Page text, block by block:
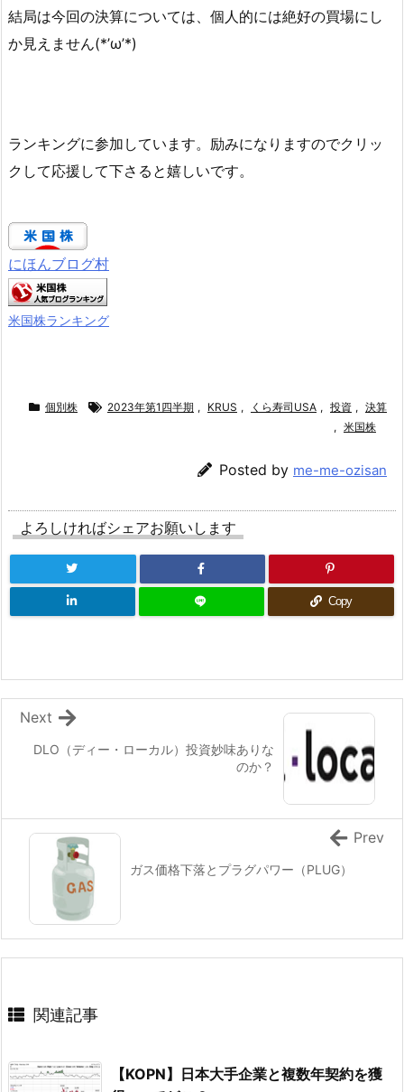
結局は今回の決算については、個人的には絶好の買場にし
か見えません(*’ω’*)
ランキングに参加しています。励みになりますのでクリッ
クして応援して下さると嬉しいです。
にほんブログ村
米国株ランキング
個別株 2023年第1四半期 , KRUS , くら寿司USA , 投資 , 決算
, 米国株
Posted by me-me-ozisan
よろしければシェアお願いします
Copy
DLO（ディー・ローカル）投資妙味ありな
のか？
Next
ガス価格下落とプラグパワー（PLUG）
Prev
関連記事
【KOPN】日本大手企業と複数年契約を獲